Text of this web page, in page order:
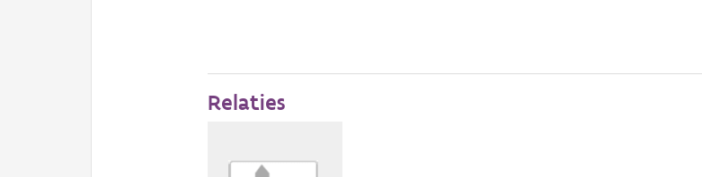
Relaties